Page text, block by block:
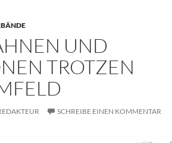
UND
TROTZEN
SCHREIBE EINEN KOMMENTAR